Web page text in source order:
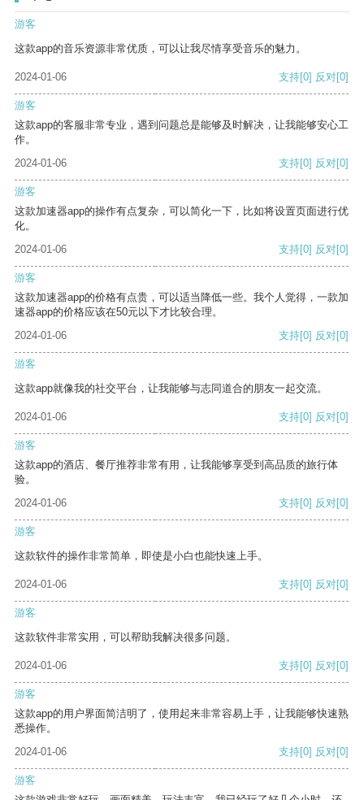
游客
这款app的音乐资源非常优质，可以让我尽情享受音乐的魅力。
2024-01-06 支持[0] 反对[0]
游客
这款app的客服非常专业，遇到问题总是能够及时解决，让我能够安心工
作。
2024-01-06
支持[0] 反对[0]
游客
这款加速器app的操作有点复杂，可以简化一下，比如将设置页面进行优
化。
2024-01-06
支持[0] 反对[0]
游客
这款加速器app的价格有点贵，可以适当降低一些。我个人觉得，一款加
速器app的价格应该在50元以下才比较合理。
2024-01-06
支持[0] 反对[0]
游客
这款app就像我的社交平台，让我能够与志同道合的朋友一起交流。
2024-01-06 支持[0] 反对[0]
游客
这款app的酒店、餐厅推荐非常有用，让我能够享受到高品质的旅行体
验。
2024-01-06
支持[0] 反对[0]
游客
这款软件的操作非常简单，即使是小白也能快速上手。
2024-01-06 支持[0] 反对[0]
游客
这款软件非常实用，可以帮助我解决很多问题。
2024-01-06 支持[0] 反对[0]
游客
这款app的用户界面简洁明了，使用起来非常容易上手，让我能够快速熟
悉操作。
2024-01-06
支持[0] 反对[0]
游客